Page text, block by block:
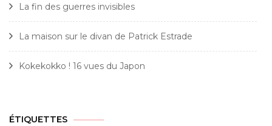
La fin des guerres invisibles
La maison sur le divan de Patrick Estrade
Kokekokko ! 16 vues du Japon
ÉTIQUETTES